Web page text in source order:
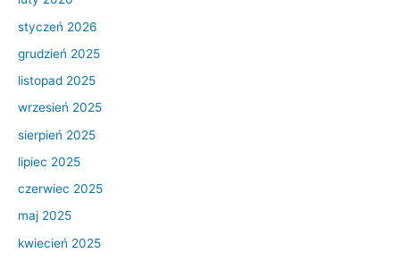
styczeń 2026
grudzień 2025
listopad 2025
wrzesień 2025
sierpień 2025
lipiec 2025
czerwiec 2025
maj 2025
kwiecień 2025